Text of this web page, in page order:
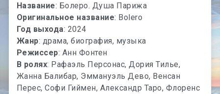
Название: Болеро. Душа Парижа
Оригинальное название: Bolero
Год выхода: 2024
Жанр: драма, биография, музыка
Режиссер: Анн Фонтен
В ролях: Рафаэль Персонас, Дория Тилье,
Жанна Балибар, Эммануэль Дево, Венсан
Перес, Софи Гиймен, Александр Таро, Флоренс